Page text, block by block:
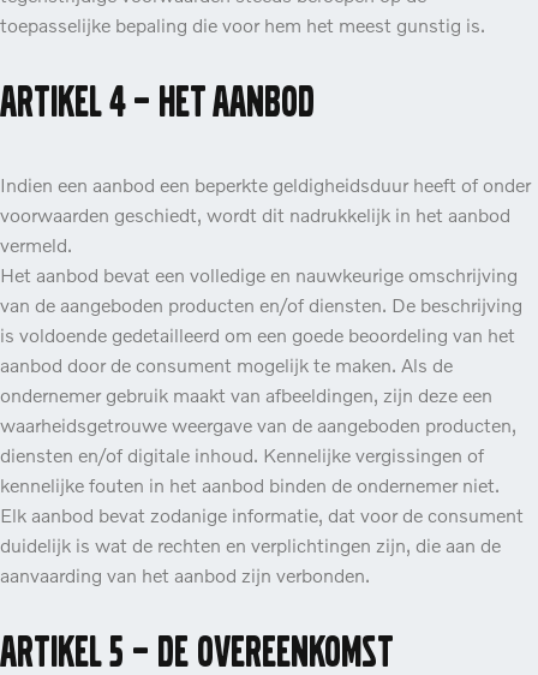
toepasselijke bepaling die voor hem het meest gunstig is.
Artikel 4 – Het aanbod
Indien een aanbod een beperkte geldigheidsduur heeft of onder
voorwaarden geschiedt, wordt dit nadrukkelijk in het aanbod
vermeld.
Het aanbod bevat een volledige en nauwkeurige omschrijving
van de aangeboden producten en/of diensten. De beschrijving
is voldoende gedetailleerd om een goede beoordeling van het
aanbod door de consument mogelijk te maken. Als de
ondernemer gebruik maakt van afbeeldingen, zijn deze een
waarheidsgetrouwe weergave van de aangeboden producten,
diensten en/of digitale inhoud. Kennelijke vergissingen of
kennelijke fouten in het aanbod binden de ondernemer niet.
Elk aanbod bevat zodanige informatie, dat voor de consument
duidelijk is wat de rechten en verplichtingen zijn, die aan de
aanvaarding van het aanbod zijn verbonden.
Artikel 5 – De overeenkomst